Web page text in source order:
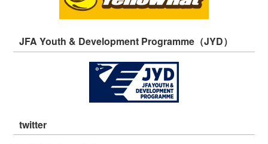
JFA Youth & Development Programme（JYD）
twitter